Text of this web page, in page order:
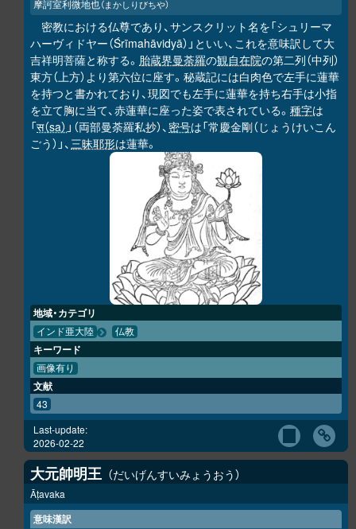
摩訶室利微地也（まかしりびちや）
密教における仏尊であり、サンスクリット名を「シュリーマ
ハーヴィドヤー（Śrīmahāvidyā）」といい、これを意味訳して大
吉祥明菩薩と称する。 胎蔵界曼荼羅の観自在院の第二列（中列）
東方（上方）より第六位に座す。秘蔵記には白肉色で左手に蓮華
を持つと書かれており、現図でも左手に蓮華を持ち右手は小指
を立て胸に当て、赤蓮華に座った姿で表されている。 種字は
「स（sa） 」（両部曼荼羅私抄）、 密号は「常慶金剛（じょうけいこん
ごう）」、三昧耶形は蓮華。
地域・カテゴリ
インド亜大陸 仏教
キーワード
画像有り
文献
43
Last-update:
2026-02-22
大元帥明王 だいげんすいみょうおう
Āṭavaka
意味漢訳